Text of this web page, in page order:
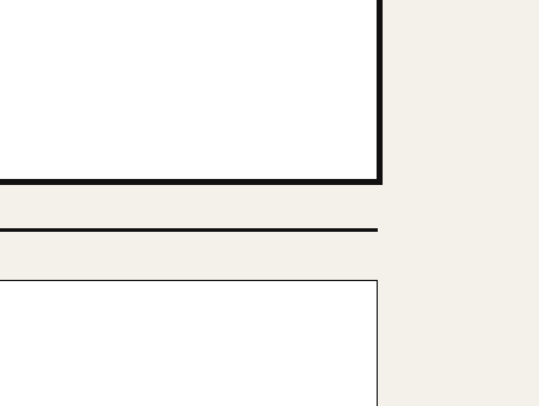
gigantes para aumentar su